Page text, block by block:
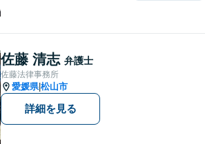
い！
佐藤 清志 弁護士
佐藤法律事務所
愛媛県|松山市
詳細を見る